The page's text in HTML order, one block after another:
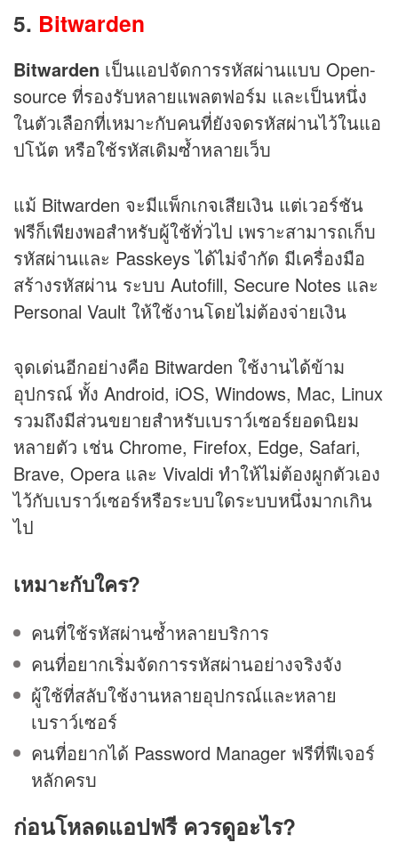
5. Bitwarden
Bitwarden เป็นแอปจัดการรหัสผ่านแบบ Open-
source ที่รองรับหลายแพลตฟอร์ม และเป็นหนึ่ง
ในตัวเลือกที่เหมาะกับคนที่ยังจดรหัสผ่านไว้ในแอ
ปโน้ต หรือใช้รหัสเดิมซ้ำหลายเว็บ
แม้ Bitwarden จะมีแพ็กเกจเสียเงิน แต่เวอร์ชัน
ฟรีก็เพียงพอสำหรับผู้ใช้ทั่วไป เพราะสามารถเก็บ
รหัสผ่านและ Passkeys ได้ไม่จำกัด มีเครื่องมือ
สร้างรหัสผ่าน ระบบ Autofill, Secure Notes และ
Personal Vault ให้ใช้งานโดยไม่ต้องจ่ายเงิน
จุดเด่นอีกอย่างคือ Bitwarden ใช้งานได้ข้าม
อุปกรณ์ ทั้ง Android, iOS, Windows, Mac, Linux
รวมถึงมีส่วนขยายสำหรับเบราว์เซอร์ยอดนิยม
หลายตัว เช่น Chrome, Firefox, Edge, Safari,
Brave, Opera และ Vivaldi ทำให้ไม่ต้องผูกตัวเอง
ไว้กับเบราว์เซอร์หรือระบบใดระบบหนึ่งมากเกิน
ไป
เหมาะกับใคร?
คนที่ใช้รหัสผ่านซ้ำหลายบริการ
คนที่อยากเริ่มจัดการรหัสผ่านอย่างจริงจัง
ผู้ใช้ที่สลับใช้งานหลายอุปกรณ์และหลาย
เบราว์เซอร์
คนที่อยากได้ Password Manager ฟรีที่ฟีเจอร์
หลักครบ
ก่อนโหลดแอปฟรี ควรดูอะไร?